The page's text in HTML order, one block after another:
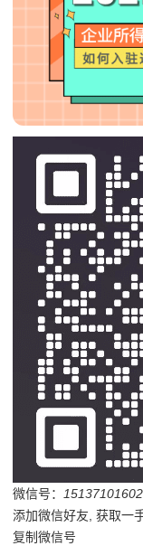
微信号：
15137101602
添加微信好友, 获取一
复制微信号